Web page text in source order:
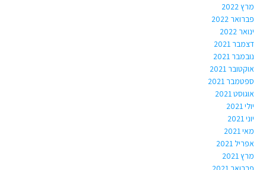
מרץ 2022
פברואר 2022
ינואר 2022
דצמבר 2021
נובמבר 2021
אוקטובר 2021
ספטמבר 2021
אוגוסט 2021
יולי 2021
יוני 2021
מאי 2021
אפריל 2021
מרץ 2021